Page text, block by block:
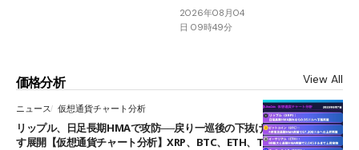
2026年08月04
日 09時49分
価格分析 View All
ニュース 仮想通貨チャート分析
リップル、日足長期HMAで攻防──戻り一巡後の下抜けで0.95ドルを試
す展開【仮想通貨チャート分析】XRP、BTC、ETH、TAKE